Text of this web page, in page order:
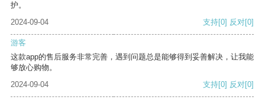
护。
2024-09-04
支持[0] 反对[0]
游客
这款app的售后服务非常完善，遇到问题总是能够得到妥善解决，让我能
够放心购物。
2024-09-04
支持[0] 反对[0]